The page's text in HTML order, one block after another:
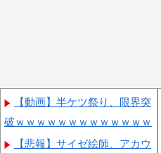
【動画】半ケツ祭り、限界突
破ｗｗｗｗｗｗｗｗｗｗｗｗｗ
【悲報】サイゼ絵師、アカウ